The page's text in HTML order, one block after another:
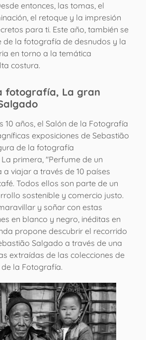
entonces, las tomas, el
el retoque y la impresión
para ti. Este año, también se
de la fotografía de desnudos y la
en torno a la temática
costura.
fotografía, La gran
10 años, el Salón de la Fotografía
exposiciones de Sebastião
de la fotografía
primera, "Perfume de un
a viajar a través de 10 países
Todos ellos son parte de un
sostenible y comercio justo.
y soñar con estas
en blanco y negro, inéditas en
propone descubrir el recorrido
Salgado a través de una
extraídas de las colecciones de
la Fotografía.